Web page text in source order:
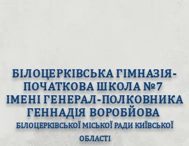
БІЛОЦЕРКІВСЬКА ГІМНАЗІЯ-
ПОЧАТКОВА ШКОЛА №7
ІМЕНІ ГЕНЕРАЛ-ПОЛКОВНИКА
ГЕННАДІЯ ВОРОБЙОВА
БІЛОЦЕРКІВСЬКОЇ МІСЬКОЇ РАДИ КИЇВСЬКОЇ
ОБЛАСТІ